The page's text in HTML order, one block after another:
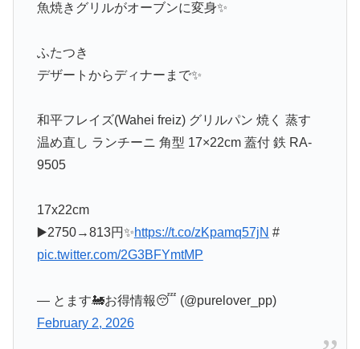
魚焼きグリルがオーブンに変身✨
ふたつき
デザートからディナーまで✨
和平フレイズ(Wahei freiz) グリルパン 焼く 蒸す
温め直し ランチーニ 角型 17×22cm 蓋付 鉄 RA-
9505
17x22cm
▶️2750→813円✨https://t.co/zKpamq57jN #
pic.twitter.com/2G3BFYmtMP
— とます🚂お得情報😴 (@purelover_pp)
February 2, 2026